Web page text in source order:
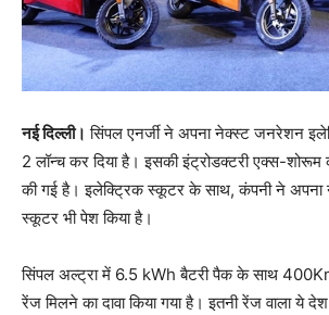
नई दिल्ली। सिंपल एनर्जी ने अपना नेक्स्ट जनरेशन
2 लॉन्च कर दिया है। इसकी इंट्रोडक्टरी एक्स-
की गई है। इलेक्ट्रिक स्कूटर के साथ, कंपनी ने अपना
स्कूटर भी पेश किया है।
सिंपल अल्ट्रा में 6.5 kWh बैटरी पैक के साथ
रेंज मिलने का दावा किया गया है। इतनी रेंज वाला ये